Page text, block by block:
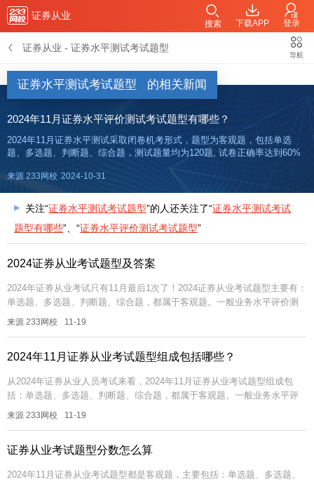
证券从业
下载APP 登录
搜索
证券从业 - 证券水平测试考试题型
导航
证券水平测试考试题型 的相关新闻
2024年11月证券水平评价测试考试题型有哪些？
2024年11月证券水平测试采取闭卷机考形式，题型为客观题，包括单选
题、多选题、判断题、综合题，测试题量均为120题, 试卷正确率达到60%
以上，即为该科目达到基本要求。一般业务水平评价测试、高级管理人员
水平评价测试时间均为120分钟，专项业务水平评价测试测试
来源 233网校 2024-10-31
关注“证券水平测试考试题型”的人还关注了“证券水平测试考试
题型有哪些”、“证券水平评价测试考试题型”
2024证券从业考试题型及答案
2024年证券从业考试只有11月最后1次了！2024证券从业考试题型主要有：
单选题、多选题、判断题、综合题，都属于客观题。一般业务水平评价测
试考试科目为《金融市场基础知识》《证券市场基本法律法规》，专...
来源 233网校 11-19
2024年11月证券从业考试题型组成包括哪些？
从2024年证券从业人员考试来看，2024年11月证券从业考试题型组成包
括：单选题、多选题、判断题、综合题，都属于客观题。一般业务水平评
价测试考试科目为《金融市场基础知识》《证券市场基本法律法规》，专...
来源 233网校 11-19
证券从业考试题型分数怎么算
2024年11月证券从业考试题型都是客观题，主要包括：单选题、多选题、